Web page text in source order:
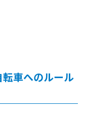
車へのルール